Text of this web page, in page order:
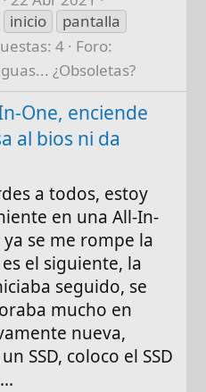
inicio
pantalla
4
Foro:
¿Obsoletas?
One, enciende
al bios ni da
a todos, estoy
en una All-In-
se me rompe la
el siguiente, la
seguido, se
mucho en
nueva,
SSD, coloco el SSD